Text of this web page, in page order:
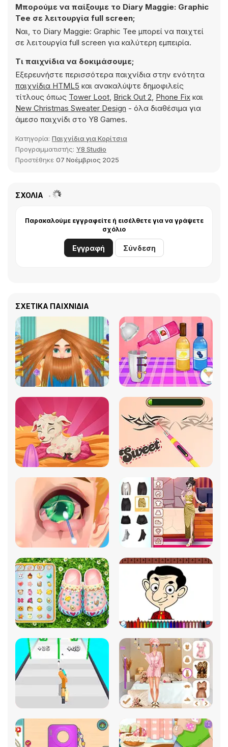
Μπορούμε να παίξουμε το Diary Maggie: Graphic
Tee σε λειτουργία full screen;
Ναι, το Diary Maggie: Graphic Tee μπορεί να παιχτεί
σε λειτουργία full screen για καλύτερη εμπειρία.
Τι παιχνίδια να δοκιμάσουμε;
Εξερευνήστε περισσότερα παιχνίδια στην ενότητα
παιχνίδια HTML5 και ανακαλύψτε δημοφιλείς
τίτλους όπως Tower Loot, Brick Out 2, Phone Fix και
New Christmas Sweater Design - όλα διαθέσιμα για
άμεσο παιχνίδι στο Y8 Games.
Κατηγορία: Παιχνίδια για Κορίτσια
Προγραμματιστής: Y8 Studio
Προστέθηκε 07 Νοέμβριος 2025
ΣΧΌΛΙΑ
Παρακαλούμε εγγραφείτε ή εισέλθετε για να γράψετε
σχόλιο
Εγγραφή Σύνδεση
ΣΧΕΤΙΚΆ ΠΑΙΧΝΊΔΙΑ